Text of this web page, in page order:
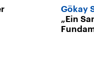
Gökay
„Ein